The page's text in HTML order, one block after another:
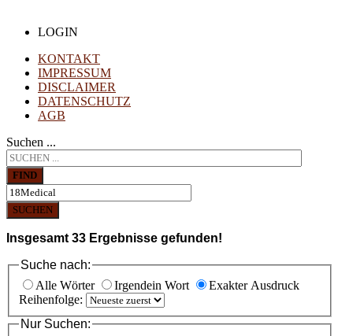
LOGIN
KONTAKT
IMPRESSUM
DISCLAIMER
DATENSCHUTZ
AGB
Suchen ...
FIND
SUCHEN
Insgesamt 33 Ergebnisse gefunden!
Suche nach:
Alle Wörter
Irgendein Wort
Exakter Ausdruck
Reihenfolge:
Nur Suchen: